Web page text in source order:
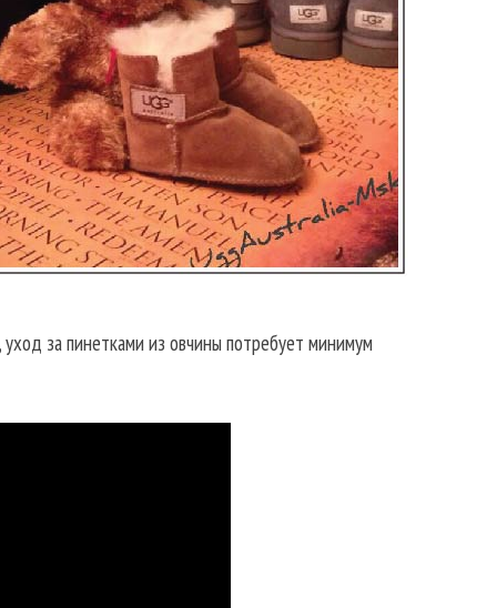
за пинетками из овчины потребует минимум